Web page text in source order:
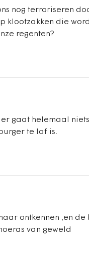
nog terroriseren
klootzakken die
regenten?
er gaat helemaal
te laf is.
ontkennen ,en de
van geweld